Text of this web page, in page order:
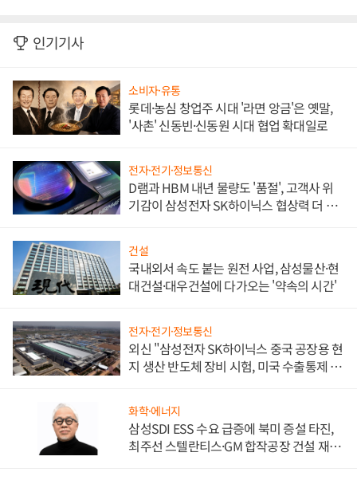
인기기사
소비자·유통
롯데·농심 창업주 시대 '라면 앙금'은 옛말,
'사촌' 신동빈·신동원 시대 협업 확대일로
전자·전기·정보통신
D램과 HBM 내년 물량도 '품절', 고객사 위
기감이 삼성전자 SK하이닉스 협상력 더 키
건설
국내외서 속도 붙는 원전 사업, 삼성물산·현
대건설·대우건설에 다가오는 '약속의 시간'
전자·전기·정보통신
외신 "삼성전자 SK하이닉스 중국 공장용 현
지 생산 반도체 장비 시험, 미국 수출통제 대
화학·에너지
삼성SDI ESS 수요 급증에 북미 증설 타진,
최주선 스텔란티스·GM 합작공장 건설 재추